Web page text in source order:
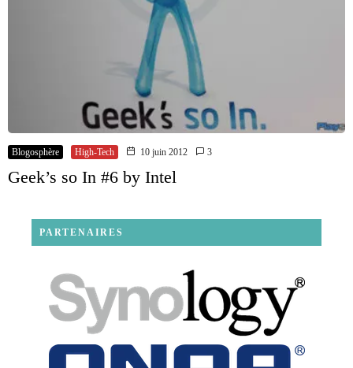
Blogosphère High-Tech 10 juin 2012 3
Geek’s so In #6 by Intel
PARTENAIRES